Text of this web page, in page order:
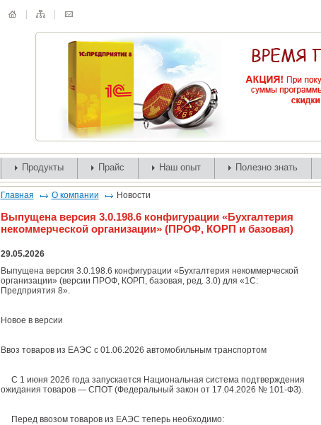
Продукты Прайс Наш опыт Полезно знать
Главная О компании Новости
Выпущена версия 3.0.198.6 конфигурации «Бухгалтерия
некоммерческой организации» (ПРОФ, КОРП и базовая)
29.05.2026
Выпущена версия 3.0.198.6 конфигурации «Бухгалтерия некоммерческой
организации» (версии ПРОФ, КОРП, базовая, ред. 3.0) для «1С:
Предприятия 8».
Новое в версии
Ввоз товаров из ЕАЭС с 01.06.2026 автомобильным транспортом
С 1 июня 2026 года запускается Национальная система подтверждения
ожидания товаров — СПОТ (Федеральный закон от 17.04.2026 № 101-ФЗ).
Перед ввозом товаров из ЕАЭС теперь необходимо: